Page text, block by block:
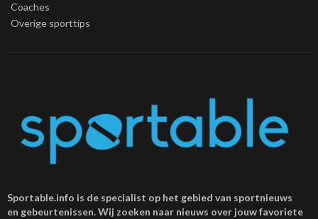
Coaches
Overige sporttips
Sportable.info is de specialist op het gebied van sportnieuws
en gebeurtenissen. Wij zoeken naar nieuws over jouw favoriete